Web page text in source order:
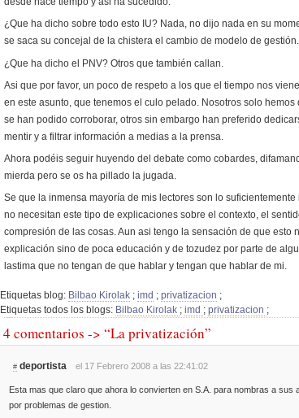
¿Que ha dicho sobre todo esto IU? Nada, no dijo nada en su
se saca su concejal de la chistera el cambio de modelo de gestión.
¿Que ha dicho el PNV? Otros que también callan.
Asi que por favor, un poco de respeto a los que el tiempo nos
en este asunto, que tenemos el culo pelado. Nosotros solo hemos
se han podido corroborar, otros sin embargo han preferido
mentir y a filtrar información a medias a la prensa.
Ahora podéis seguir huyendo del debate como cobardes,
mierda pero se os ha pillado la jugada.
Se que la inmensa mayoría de mis lectores son lo suficientemente
no necesitan este tipo de explicaciones sobre el contexto, el
compresión de las cosas. Aun asi tengo la sensación de que esto
explicación sino de poca educación y de tozudez por parte de
lastima que no tengan de que hablar y tengan que hablar de mi.
Etiquetas blog: Bilbao Kirolak ; imd ; privatizacion ;
Etiquetas todos los blogs: Bilbao Kirolak ; imd ; privatizacion ;
4 comentarios -> “La privatización”
# deportista el 17 Febrero 2008 a las 22:41:02
Esta mas que claro que ahora lo convierten en S.A. para nombras a sus
por problemas de gestion.